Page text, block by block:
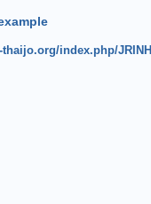
index.php/JRINH